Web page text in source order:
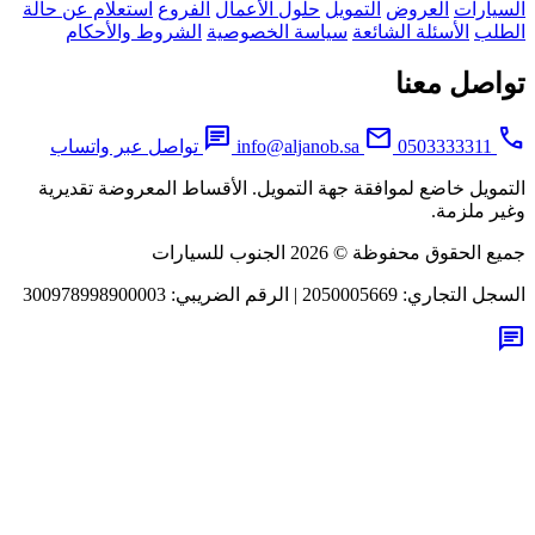
العروض التمويل حلول الأعمال الفروع استعلام عن حالة
الأسئلة الشائعة سياسة الخصوصية الشروط والأحكام
معنا
0503333311
mail
info@aljanob.sa
chatتواصل عبر واتساب
خاضع لموافقة جهة التمويل. الأقساط المعروضة تقديرية
ملزمة.
محفوظة © 2026 الجنوب للسيارات
التجاري:2050005669
| الرقم الضريبي: 300978998900003